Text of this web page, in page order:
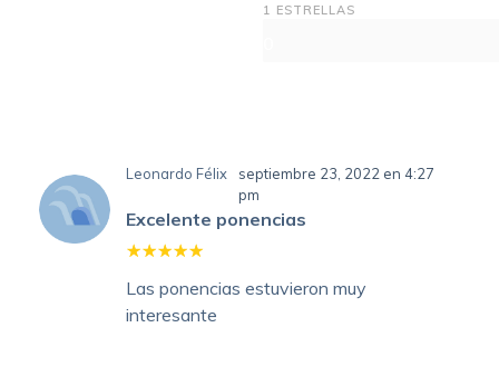
1 ESTRELLAS
Leonardo Félix
septiembre 23, 2022 en 4:27
pm
Excelente ponencias
Las ponencias estuvieron muy
interesante